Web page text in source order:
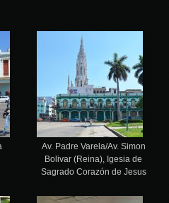
Av. Padre Varela/Av. Simon
Bolivar (Reina), Igesia de
Sagrado Corazón de Jesus